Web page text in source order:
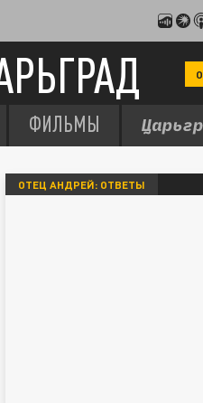
ФИЛЬМЫ
ОТЕЦ АНДРЕЙ: ОТВЕТЫ